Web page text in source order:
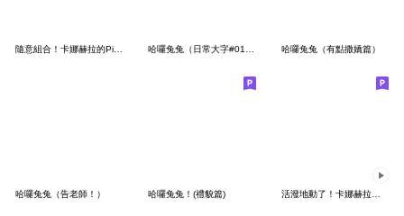
哈囉兔兔（有點撒嬌篇）
哈囉兔兔（告老師！） 哈囉兔兔！(禮貌篇) 活潑地動了！卡娜赫拉的Piske和Usagi